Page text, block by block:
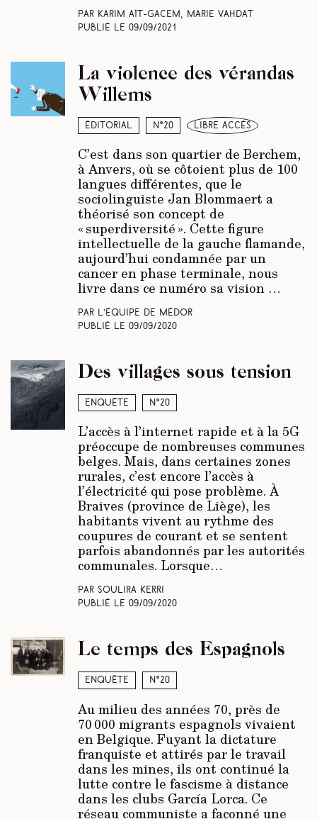
Par Karim Aït-Gacem, Marie Vahdat
Publié le 09/09/2021
Éditorial N°20 libre accès
La violence des vérandas
Willems
C’est dans son quartier de Berchem,
à Anvers, où se côtoient plus de 100
langues différentes, que le
sociolinguiste Jan Blommaert a
théorisé son concept de
« superdiversité ». Cette figure
intellectuelle de la gauche flamande,
aujourd’hui condamnée par un
cancer en phase terminale, nous
livre dans ce numéro sa vision …
Par L’équipe de Médor
Publié le 09/09/2020
Enquête N°20
Des villages sous tension
L’accès à l’internet rapide et à la 5G
préoccupe de nombreuses communes
belges. Mais, dans certaines zones
rurales, c’est encore l’accès à
l’électricité qui pose problème. À
Braives (province de Liège), les
habitants vivent au rythme des
coupures de courant et se sentent
parfois abandonnés par les autorités
communales. Lorsque…
Par Soulira Kerri
Publié le 09/09/2020
Enquête N°20
Le temps des Espagnols
Au milieu des années 70, près de
70 000 migrants espagnols vivaient
en Belgique. Fuyant la dictature
franquiste et attirés par le travail
dans les mines, ils ont continué la
lutte contre le fascisme à distance
dans les clubs García Lorca. Ce
réseau communiste a façonné une